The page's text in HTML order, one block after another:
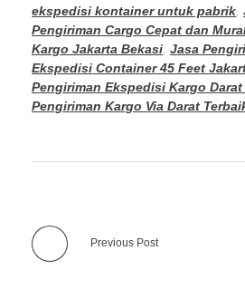
ekspedisi kontainer untuk pabrik
Pengiriman Cargo Cepat dan
Kargo Jakarta Bekasi Jasa
Ekspedisi Container 45 Feet
Pengiriman Ekspedisi Kargo
Pengiriman Kargo Via Darat
Previous Post